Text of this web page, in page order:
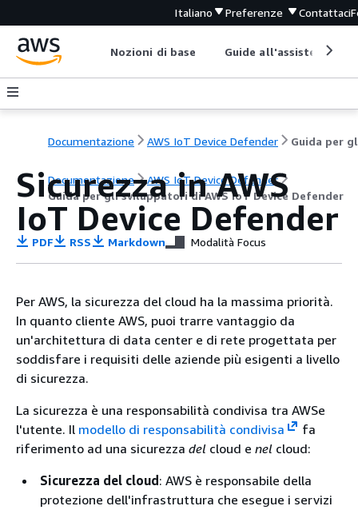
Italiano Preferenze Contattaci
Nozioni di base Guide all'assistenza
Documentazione AWS IoT Device Defender
Documentazione
AWS IoT Device Defender
Guida per gli sviluppatori di AWS IoT Device Defender
Sicurezza in AWS
IoT Device Defender
PDF RSS Markdown Modalità Focus
Per AWS, la sicurezza del cloud ha la massima priorità.
In quanto cliente AWS, puoi trarre vantaggio da
un'architettura di data center e di rete progettata per
soddisfare i requisiti delle aziende più esigenti a livello
di sicurezza.
La sicurezza è una responsabilità condivisa tra AWSe
l'utente. Il modello di responsabilità condivisa
fa
riferimento ad una sicurezza del cloud e nel cloud:
Sicurezza del cloud : AWS è responsabile della
protezione dell'infrastruttura che esegue i servizi